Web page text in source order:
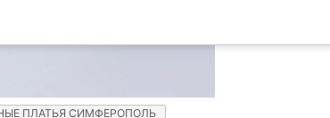
ПЛАТЬЯ СИМФЕРОПОЛЬ